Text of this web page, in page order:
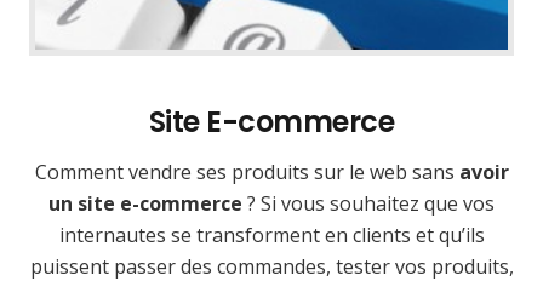
Site E-commerce
Comment vendre ses produits sur le web sans avoir
un site e-commerce ? Si vous souhaitez que vos
internautes se transforment en clients et qu’ils
puissent passer des commandes, tester vos produits,